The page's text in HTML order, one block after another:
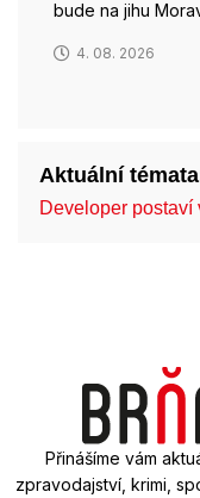
bude na jihu
4. 08. 2026
Aktuální
Developer postaví
Přinášíme vám
zpravodajství, krimi,